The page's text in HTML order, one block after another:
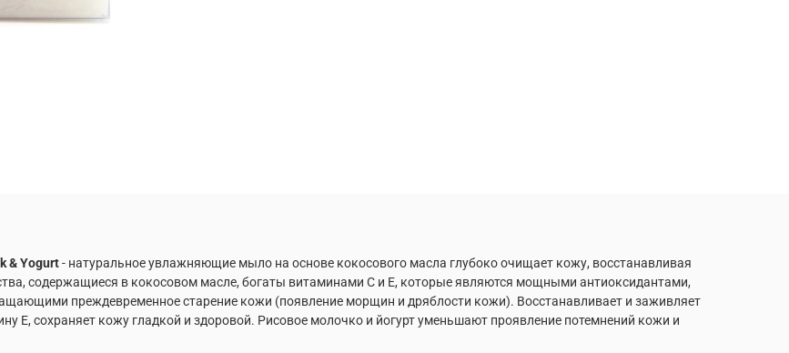
& Yogurt- натуральное увлажняющие мыло на основе кокосового масла глубоко очищает кожу, восстанавливая
содержащиеся в кокосовом масле, богаты витаминами С и Е, которые являются мощными антиоксидантами,
преждевременное старение кожи (появление морщин и дряблости кожи). Восстанавливает и заживляет
Е, сохраняет кожу гладкой и здоровой. Рисовое молочко и йогурт уменьшают проявление потемнений кожи и